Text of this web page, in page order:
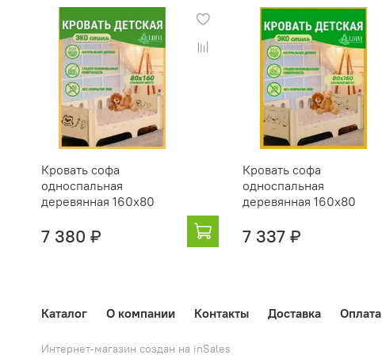
Кровать софа
односпальная
деревянная 160х80
7 380 ₽
Кровать софа
односпальная
деревянная 160х80
7 337 ₽
Каталог О компании Контакты Доставка Оплата
Интернет-магазин создан на inSales